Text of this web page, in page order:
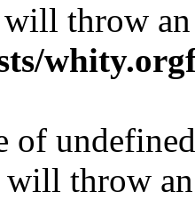
throw
of
will throw